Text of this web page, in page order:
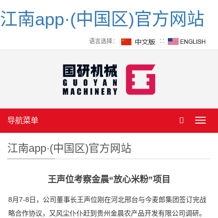
江南app·(中国区)官方网站
语言选择： ∷
导航菜单
江南app·(中国区)官方网站
王声位考察金晨“放心米粉”项目
8月7-8日，公司董事长王声位刚在河北邢台与今麦郎集团签订完战
略合作协议，又风尘仆仆赶到贵州金晨农产品开发有限公司调研。